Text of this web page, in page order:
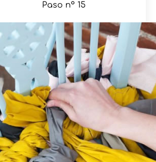
Paso nº 15